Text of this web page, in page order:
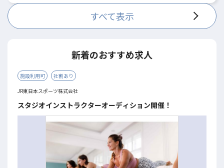
すべて表示
新着のおすすめ求人
施設利用可
社割あり
JR東日本スポーツ株式会社
スタジオインストラクターオーディション開催！